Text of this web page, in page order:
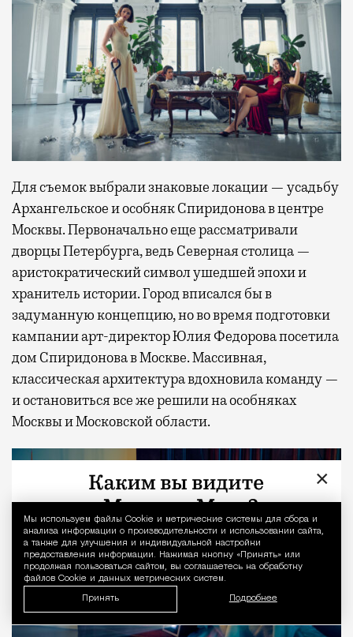
Уведомление
Мы используем файлы Сookie и метрические системы для сбора и
анализа информации о производительности и использовании сайта,
а также для улучшения и индивидуальной настройки
предоставления информации. Нажимая кнопку «Принять» или
продолжая пользоваться сайтом, вы соглашаетесь на обработку
файлов Cookie и данных метрических систем.
Принять Подробнее
Для съемок выбрали знаковые локации — усадьбу
Архангельское и особняк Спиридонова в центре
Москвы. Первоначально еще рассматривали
дворцы Петербурга, ведь Северная столица —
аристократический символ ушедшей эпохи и
хранитель истории. Город вписался бы в
задуманную концепцию, но во время подготовки
кампании арт-директор Юлия Федорова посетила
дом Спиридонова в Москве. Массивная,
классическая архитектура вдохновила команду —
и остановиться все же решили на особняках
Москвы и Московской области.
×